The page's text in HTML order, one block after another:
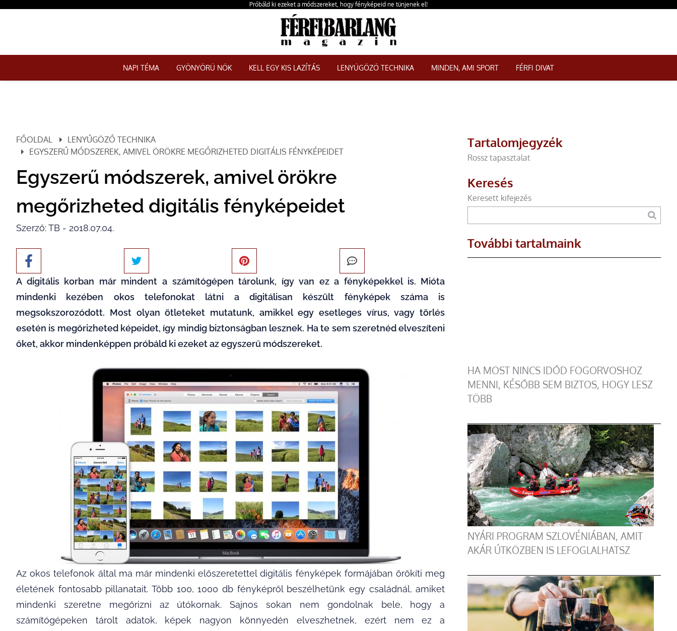
Próbáld ki ezeket a módszereket, hogy fényképeid ne tűnjenek el!
NAPI TÉMA GYÖNYÖRŰ NŐK KELL EGY KIS LAZÍTÁS LENYŰGÖZŐ TECHNIKA MINDEN, AMI SPORT FÉRFI DIVAT
FŐOLDAL
LENYŰGÖZŐ TECHNIKA
EGYSZERŰ MÓDSZEREK, AMIVEL ÖRÖKRE MEGŐRIZHETED DIGITÁLIS FÉNYKÉPEIDET
Egyszerű módszerek, amivel örökre
megőrizheted digitális fényképeidet
Szerző: TB - 2018.07.04.
A digitális korban már mindent a számítógépen tárolunk, így van ez a fényképekkel is. Mióta
mindenki kezében okos telefonokat látni a digitálisan készült fényképek száma is
megsokszorozódott. Most olyan ötleteket mutatunk, amikkel egy esetleges vírus, vagy törlés
esetén is megőrizheted képeidet, így mindig biztonságban lesznek. Ha te sem szeretnéd elveszíteni
őket, akkor mindenképpen próbáld ki ezeket az egyszerű módszereket.
Az okos telefonok által ma már mindenki előszeretettel digitális fényképek formájában örökíti meg
életének fontosabb pillanatait. Több 100, 1000 db fényképről beszélhetünk egy családnál, amiket
mindenki szeretne megőrizni az útókornak. Sajnos sokan nem gondolnak bele, hogy a
számítógépeken tárolt adatok, képek nagyon könnyedén elveszhetnek, ezért nem ez a
Tartalomjegyzék
Rossz tapasztalat
Keresés
Keresett kifejezés
További tartalmaink
HA MOST NINCS IDŐD FOGORVOSHOZ
MENNI, KÉSŐBB SEM BIZTOS, HOGY LESZ
TÖBB
NYÁRI PROGRAM SZLOVÉNIÁBAN, AMIT
AKÁR ÚTKÖZBEN IS LEFOGLALHATSZ